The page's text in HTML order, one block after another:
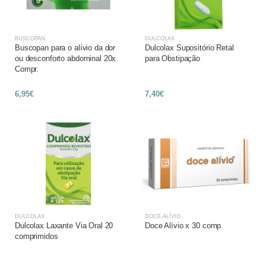
BUSCOPAN
Buscopan para o alívio da dor
ou desconforto abdominal 20x
Compr.
6,95€
DULCOLAX
Dulcolax Supositório Retal
para Obstipação
7,40€
DULCOLAX
Dulcolax Laxante Via Oral 20
comprimidos
DOCE ALÍVIO
Doce Alívio x 30 comp